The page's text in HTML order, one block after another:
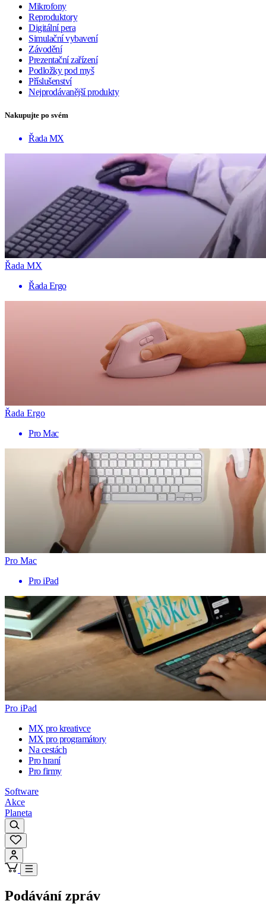
Mikrofony
Reproduktory
Digitální pera
Simulační vybavení
Závodění
Prezentační zařízení
Podložky pod myš
Příslušenství
Nejprodávanější produkty
Nakupujte po svém
Řada MX
Řada MX
Řada Ergo
Řada Ergo
Pro Mac
Pro Mac
Pro iPad
Pro iPad
MX pro kreativce
MX pro programátory
Na cestách
Pro hraní
Pro firmy
Software
Akce
Planeta
Podávání zpráv